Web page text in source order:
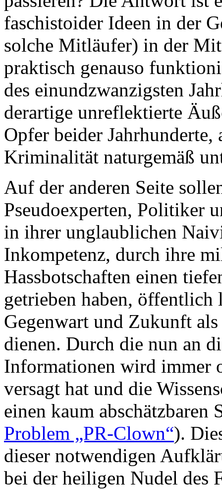
faschistoider Ideen in der
solche Mitläufer) in der
praktisch genauso
des einundzwanzigsten
derartige unreflektierte
Opfer beider Jahrhunderte,
Kriminalität naturgemäß
Auf der anderen Seite
Pseudoexperten, Politiker
in ihrer unglaublichen
Inkompetenz, durch ihre
Hassbotschaften einen
getrieben haben,
Gegenwart und Zukunft
dienen. Durch die nun an
Informationen wird immer
versagt hat und die
einen kaum abschätzbaren
Problem „PR-Clown“).
dieser notwendigen
bei der heiligen Nudel des